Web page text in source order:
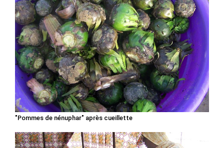
"Pommes de nénuphar" après cueillette